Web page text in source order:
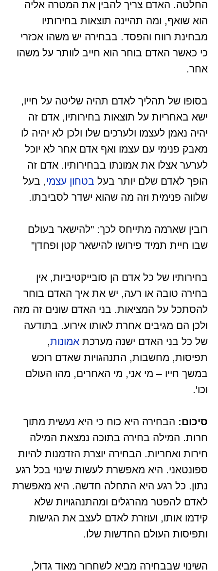
החלטה. האדם צריך להבין את המטרה אליה
הוא שואף, ומה תהיינה תוצאות בחירותיו
מבחינת רווח והפסד. בבחירה יש משהו אכזרי
כי כאשר האדם בוחר הוא חייב לוותר על משהו
אחר.
בסופו של תהליך לאדם תהיה שליטה על חייו,
ישא באחריות על תוצאות בחירותיו, אדם זה
יהיה נאמן לעצמו ולערכים שלו ולכן לא יהיה לו
מאבק פנימי עם עצמו ואף אדם אחר לא יוכל
לערער אצלו את אמונתו בבחירותיו. אדם זה
הופך לאדם שלם יותר בעל בטחון עצמי, בעל
שלווה פנימית וזה מה שהוא ישדר לסביבתו.
רובין שארמה מתייחס לכך: "להישאר בעולם
שבו חיית תמיד פירושו להישאר קטן ופחדן"
בחירותיו של כל אדם הן סובייקטיביות, אין
בחירה טובה או רעה, יש את איך האדם בוחר
להסתכל על המציאות. בני האדם שונים זה מזה
ולכן הם מגיבים אחרת לאותו אירוע. בתודעה
של כל בני האדם ישנה מערכת אמונות,
תפיסות, מחשבות, התנהגויות שאדם רוכש
במשך חייו – מי אני, מי האחרים, מהו העולם
וכו'.
סיכום: הבחירה היא כוח כי היא נעשית מתוך
חרות. המילה בחירה בתוכה נמצאת המילה
חירות ואחריות. הבחירה יוצרת הזדמנות להיות
ספונטאני. היא מאפשרת לעשות שינוי בכל רגע
נתון. כל רגע היא התחלה חדשה. היא מאפשרת
לאדם להפטר מהרגלים ומהתנהגויות שלא
קידמו אותו, ועוזרת לאדם לעצב את הגישות
ותפיסות העולם החדשות שלו.
השינוי שבבחירה מביא לשחרור מאוד גדול,